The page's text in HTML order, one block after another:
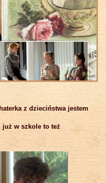
z dzieciństwa jestem
już w szkole to też